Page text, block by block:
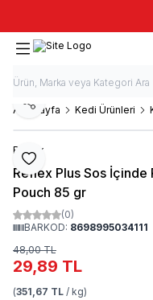
Ana Sayfa Kedi Ürünleri
Favoriye Ekle
Paylaş
Reflex
Reflex Plus Sos İçinde
Pouch 85 gr
(0)
BARKOD: 8698995034111
48,00TL
29,89 TL
(351,67 TL / kg)